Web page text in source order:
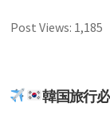
Post Views: 1,185
韓国旅行